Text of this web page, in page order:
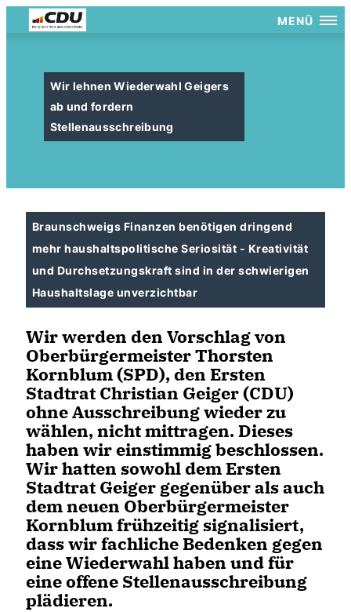
MENÜ
Wir lehnen Wiederwahl Geigers
ab und fordern
Stellenausschreibung
Braunschweigs Finanzen benötigen dringend
mehr haushaltspolitische Seriosität - Kreativität
und Durchsetzungskraft sind in der schwierigen
Haushaltslage unverzichtbar
Wir werden den Vorschlag von
Oberbürgermeister Thorsten
Kornblum (SPD), den Ersten
Stadtrat Christian Geiger (CDU)
ohne Ausschreibung wieder zu
wählen, nicht mittragen. Dieses
haben wir einstimmig beschlossen.
Wir hatten sowohl dem Ersten
Stadtrat Geiger gegenüber als auch
dem neuen Oberbürgermeister
Kornblum frühzeitig signalisiert,
dass wir fachliche Bedenken gegen
eine Wiederwahl haben und für
eine offene Stellenausschreibung
plädieren.